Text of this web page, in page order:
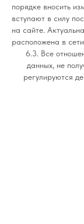
порядке вносить
вступают в силу
на сайте.
расположена в
6.3. Все
данных, не
регулируются